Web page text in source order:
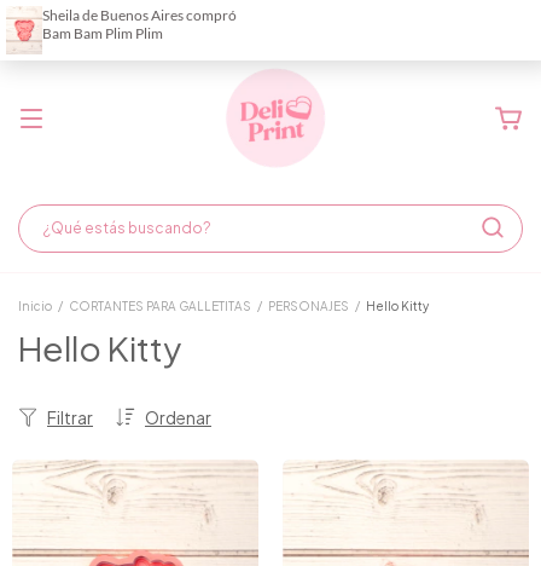
Demora de fabricación hasta 6 días hábiles
Inicio / CORTANTES PARA GALLETITAS / PERSONAJES / Hello Kitty
Hello Kitty
Ordenar
Filtrar